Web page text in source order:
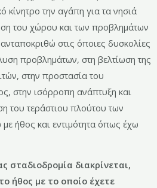
κίνητρο την αγάπη για τα νησιά
του χώρου και των προβλημάτων
στις όποιες δυσκολίες
προβλημάτων, στη βελτίωση της
στην προστασία του
στην ισόρροπη ανάπτυξη και
του τεράστιου πλούτου των
ήθος και εντιμότητα όπως έχω
σταδιοδρομία διακρίνεται,
ήθος με το οποίο έχετε